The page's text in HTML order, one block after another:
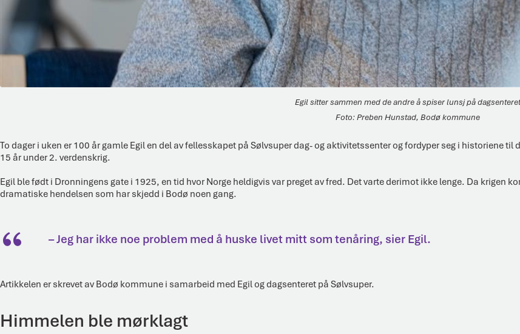
Egil sitter sammen med de andre å spiser lunsj på dagsenteret
Preben Hunstad, Bodø kommune
To dager i uken er 100 år gamle Egil en del av fellesskapet på Sølvsuper dag- og aktivitetssenter og fordyper seg i historiene
15 år under 2. verdenskrig.
Egil ble født i Dronningens gate i 1925, en tid hvor Norge heldigvis var preget av fred. Det varte derimot ikke lenge. Da krigen
dramatiske hendelsen som har skjedd i Bodø noen gang.
– Jeg har ikke noe problem med å huske livet mitt som tenåring, sier Egil.
Artikkelen er skrevet av Bodø kommune i samarbeid med Egil og dagsenteret på Sølvsuper.
Himmelen ble mørklagt